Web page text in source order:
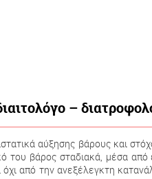
–
αύξησης βάρους και
του βάρος σταδιακά, μέσα από
όχι από την ανεξέλεγκτη